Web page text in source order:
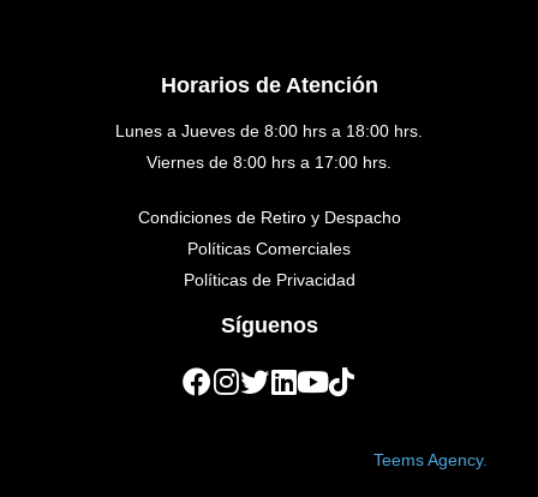
Horarios de Atención
Lunes a Jueves de 8:00 hrs a 18:00 hrs.
Viernes de 8:00 hrs a 17:00 hrs.
Condiciones de Retiro y Despacho
Políticas Comerciales
Políticas de Privacidad
Síguenos
Teems Agency.